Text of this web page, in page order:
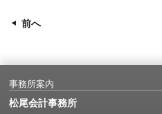
前へ
事務所案内
松尾会計事務所